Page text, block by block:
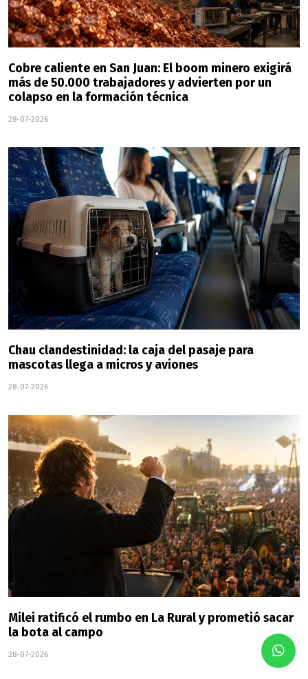
Cobre caliente en San Juan: El boom minero exigirá
más de 50.000 trabajadores y advierten por un
colapso en la formación técnica
28-07-2026
Chau clandestinidad: la caja del pasaje para
mascotas llega a micros y aviones
28-07-2026
Milei ratificó el rumbo en La Rural y prometió sacar
la bota al campo
28-07-2026